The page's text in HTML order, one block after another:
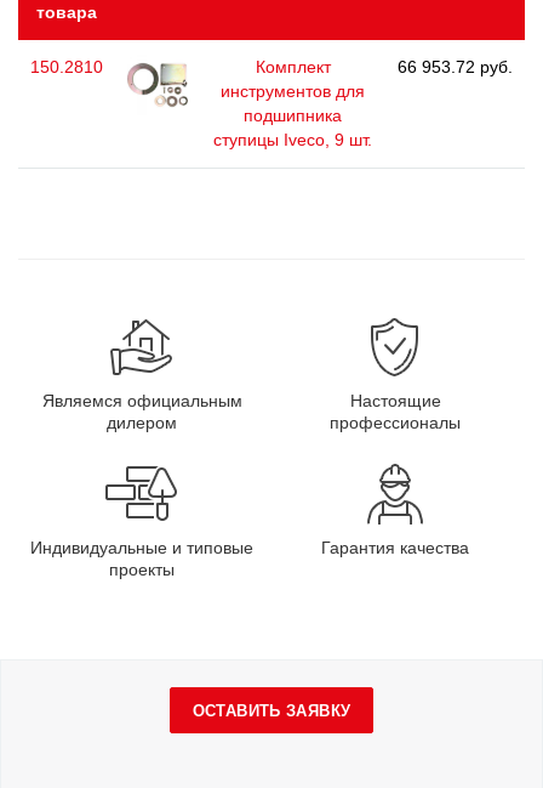
товара
150.2810
Комплект
инструментов для
подшипника
ступицы Iveco, 9 шт.
66 953.72 руб.
Являемся официальным
дилером
Настоящие
профессионалы
Индивидуальные и типовые
проекты
Гарантия качества
ОСТАВИТЬ ЗАЯВКУ